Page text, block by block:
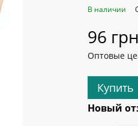
В наличии
96 грн
Оптовые
Купить
Новый